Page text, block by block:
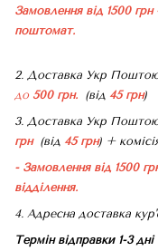
Замовлення від 1500
поштомат.
2. Доставка Укр
до 500 грн. (від 45 грн)
3. Доставка Укр
грн (від 45 грн) +
- Замовлення від 1500
відділення.
4. Адресна доставка
Термін відправки 1-3 дні